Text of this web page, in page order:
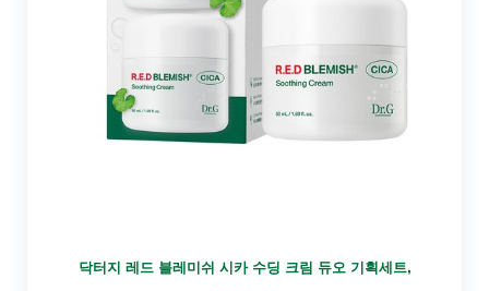
닥터지 레드 블레미쉬 시카 수딩 크림 듀오 기획세트,